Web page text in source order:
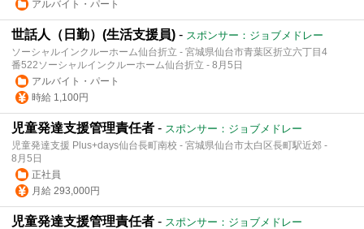
アルバイト・パート
世話人（日勤）(生活支援員) - スポンサー：ジョブメドレー
ソーシャルインクルーホーム仙台折立 - 宮城県仙台市青葉区折立六丁目4
番522ソーシャルインクルーホーム仙台折立 - 8月5日
アルバイト・パート
時給 1,100円
児童発達支援管理責任者 - スポンサー：ジョブメドレー
児童発達支援 Plus+days仙台長町南校 - 宮城県仙台市太白区長町駅近郊 -
8月5日
正社員
月給 293,000円
児童発達支援管理責任者 - スポンサー：ジョブメドレー